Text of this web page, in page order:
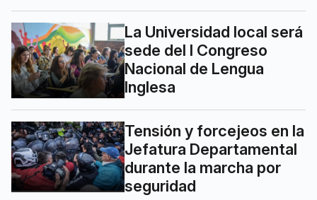
La Universidad local será
sede del I Congreso
Nacional de Lengua
Inglesa
Tensión y forcejeos en la
Jefatura Departamental
durante la marcha por
seguridad